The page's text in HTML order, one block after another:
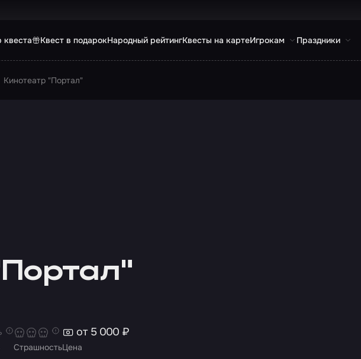
квеста Квест в подарокНародный рейтингКвесты на картеИгрокам Праздники
Кинотеатр "Портал"
СтрашностьЦена
от 5 000 ₽